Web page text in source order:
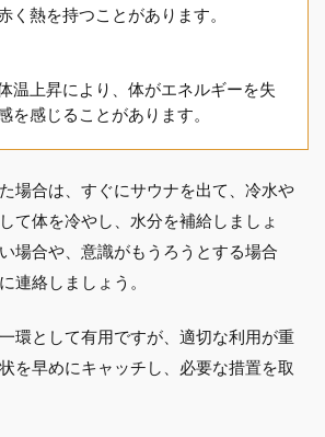
く熱を持つことがあります。
温上昇により、体がエネルギーを失
を感じることがあります。
場合は、すぐにサウナを出て、冷水や
て体を冷やし、水分を補給しましょ
場合や、意識がもうろうとする場合
連絡しましょう。
環として有用ですが、適切な利用が重
を早めにキャッチし、必要な措置を取